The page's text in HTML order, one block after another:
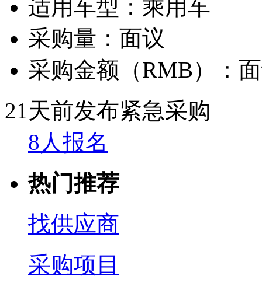
适用车型： 乘用车
采购量： 面议
采购金额（RMB）：
21天前发布紧急采购
8人报名
热门推荐
找供应商
采购项目